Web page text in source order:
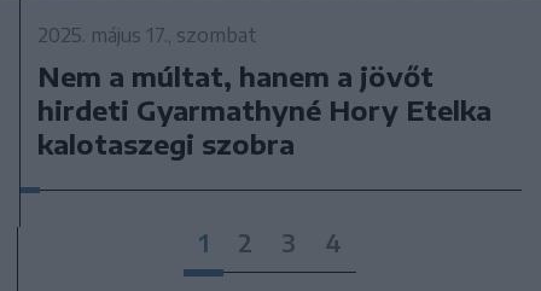
2025. május 17., szombat
Nem a múltat, hanem a jövőt
hirdeti Gyarmathyné Hory Etelka
kalotaszegi szobra
1 2 3 4